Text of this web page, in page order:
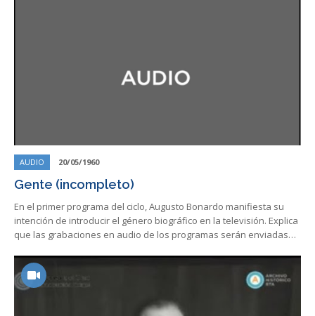
AUDIO 20/05/1960
Gente (incompleto)
En el primer programa del ciclo, Augusto Bonardo manifiesta su
intención de introducir el género biográfico en la televisión. Explica
que las grabaciones en audio de los programas serán enviadas…